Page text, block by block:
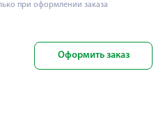
при оформлении заказа
Оформить заказ